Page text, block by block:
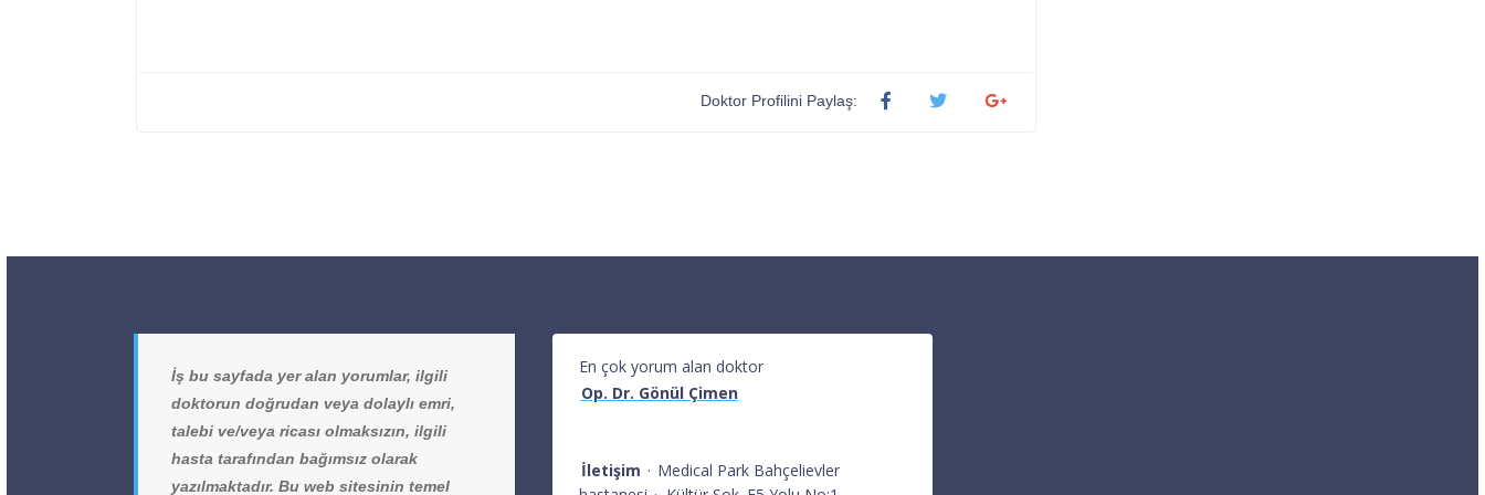
Doktor Profilini Paylaş:
İş bu sayfada yer alan yorumlar, ilgili
doktorun doğrudan veya dolaylı emri,
talebi ve/veya ricası olmaksızın, ilgili
hasta tarafından bağımsız olarak
yazılmaktadır. Bu web sitesinin temel
En çok yorum alan doktor
Op. Dr. Gönül Çimen
İletişim · Medical Park Bahçelievler